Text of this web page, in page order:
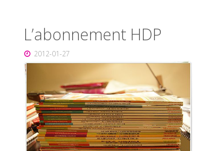
L’abonnement HDP
2012-01-27